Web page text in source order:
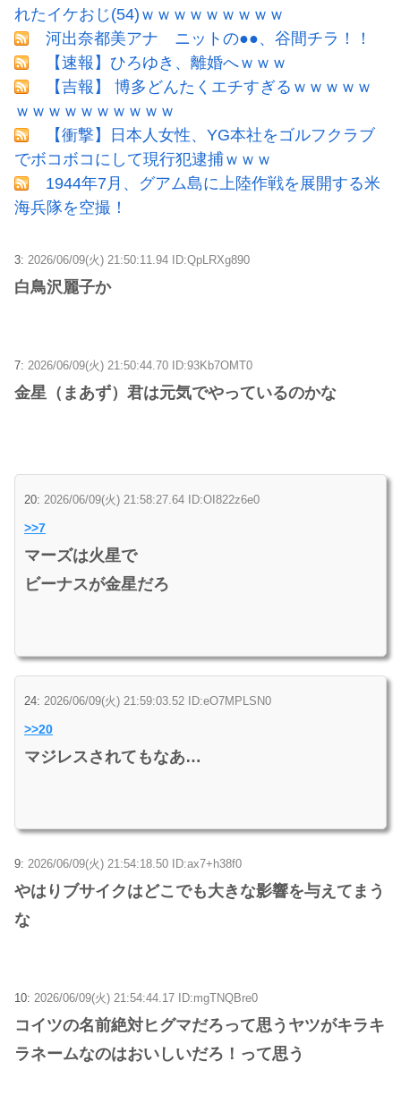
れたイケおじ(54)ｗｗｗｗｗｗｗｗｗ
河出奈都美アナ ニットの●●、谷間チラ！！
【速報】ひろゆき、離婚へｗｗｗ
【吉報】 博多どんたくエチすぎるｗｗｗｗｗ
ｗｗｗｗｗｗｗｗｗｗ
【衝撃】日本人女性、YG本社をゴルフクラブ
でボコボコにして現行犯逮捕ｗｗｗ
1944年7月、グアム島に上陸作戦を展開する米
海兵隊を空撮！
3: 2026/06/09(火) 21:50:11.94 ID:QpLRXg890
白鳥沢麗子か
7: 2026/06/09(火) 21:50:44.70 ID:93Kb7OMT0
金星（まあず）君は元気でやっているのかな
20: 2026/06/09(火) 21:58:27.64 ID:OI822z6e0
>>7
マーズは火星で
ビーナスが金星だろ
24: 2026/06/09(火) 21:59:03.52 ID:eO7MPLSN0
>>20
マジレスされてもなあ…
9: 2026/06/09(火) 21:54:18.50 ID:ax7+h38f0
やはりブサイクはどこでも大きな影響を与えてまう
な
10: 2026/06/09(火) 21:54:44.17 ID:mgTNQBre0
コイツの名前絶対ヒグマだろって思うヤツがキラキ
ラネームなのはおいしいだろ！って思う